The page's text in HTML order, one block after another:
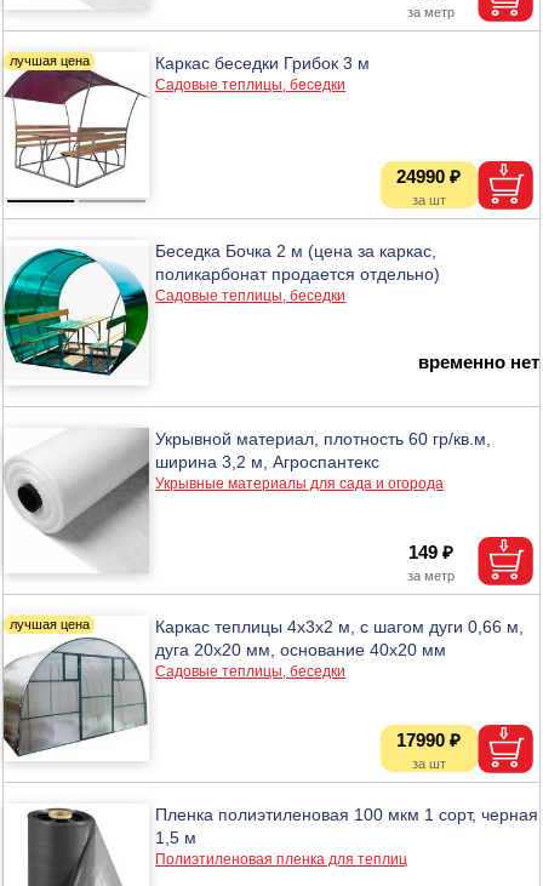
Каркас беседки Грибок 3 м
Садовые теплицы, беседки
24990 ₽
Беседка Бочка 2 м (цена за каркас,
поликарбонат продается отдельно)
Садовые теплицы, беседки
временно нет
Укрывной материал, плотность 60 гр/кв.м,
ширина 3,2 м, Агроспантекс
Укрывные материалы для сада и огорода
149 ₽
Каркас теплицы 4х3х2 м, с шагом дуги 0,66 м,
дуга 20х20 мм, основание 40х20 мм
Садовые теплицы, беседки
17990 ₽
Пленка полиэтиленовая 100 мкм 1 сорт, черная
1,5 м
Полиэтиленовая пленка для теплиц